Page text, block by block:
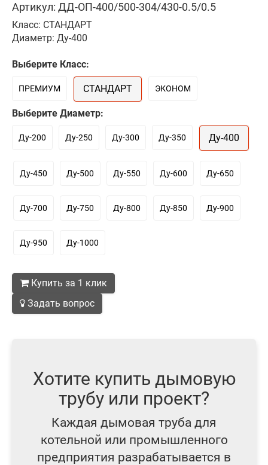
Артикул: ДД-ОП-400/500-304/430-0.5/0.5
Класс: СТАНДАРТ
Диаметр: Ду-400
Выберите Класс:
ПРЕМИУМ СТАНДАРТ ЭКОНОМ
Выберите Диаметр:
Ду-200 Ду-250 Ду-300 Ду-350 Ду-400
Ду-450 Ду-500 Ду-550 Ду-600 Ду-650
Ду-700 Ду-750 Ду-800 Ду-850 Ду-900
Ду-950 Ду-1000
Купить за 1 клик
Задать вопрос
Хотите купить дымовую
трубу или проект?
Каждая дымовая труба для
котельной или промышленного
предприятия разрабатывается в